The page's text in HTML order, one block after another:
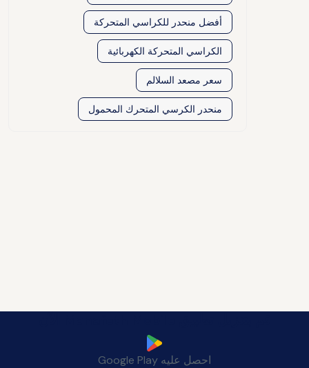
أفضل منحدر للكراسي المتحركة
الكراسي المتحركة الكهربائية
سعر مصعد السلالم
منحدر الكرسي المتحرك المحمول
احصل عليه Google Play